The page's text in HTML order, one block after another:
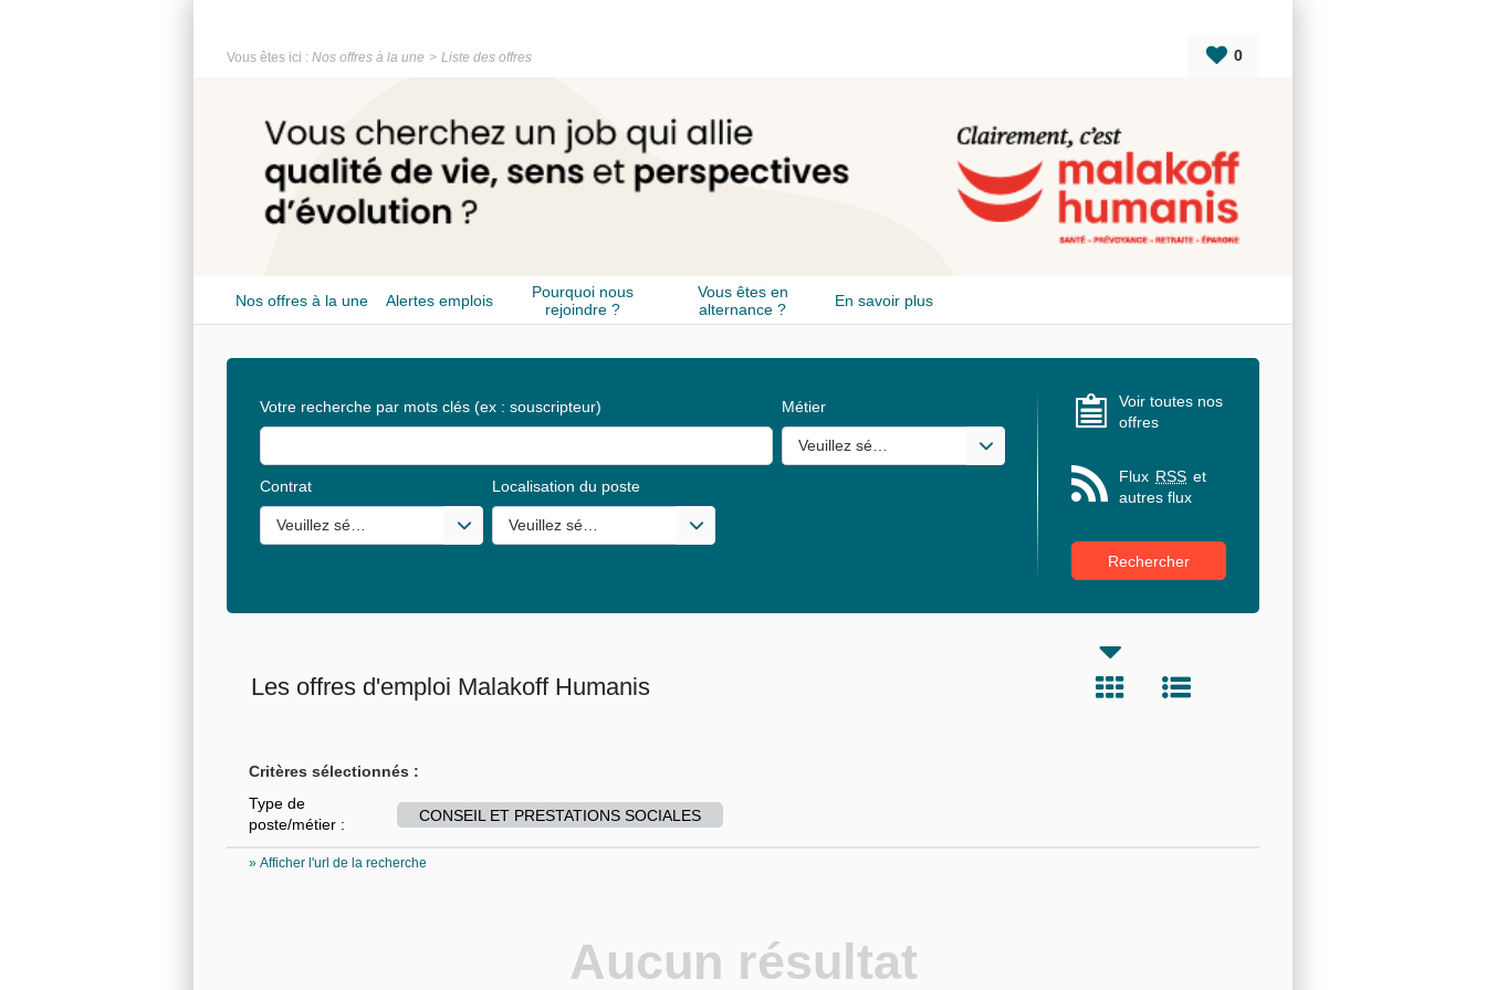
Vous êtes ici : Nos offres à la une Liste des offres 0
Nos offres à la une Alertes emplois
Pourquoi nous
rejoindre ?
Vous êtes en
alternance ?
En savoir plus
Votre recherche par mots clés (ex : souscripteur) Métier
Veuillez sélectionner une ou des valeurs
Contrat
Veuillez sélectionner une ou des valeurs
Localisation du poste
Veuillez sélectionner une ou des valeurs
Voir toutes nos
offres
Flux RSS et
autres flux
Les offres d'emploi Malakoff Humanis
Critères sélectionnés :
Type de
poste/métier :
CONSEIL ET PRESTATIONS SOCIALES
» Afficher l'url de la recherche
Aucun résultat